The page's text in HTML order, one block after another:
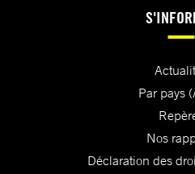
Par pays
Nos
Déclaration des